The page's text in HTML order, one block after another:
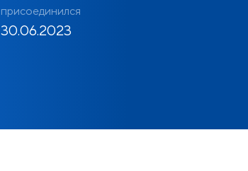
присоединился
30.06.2023